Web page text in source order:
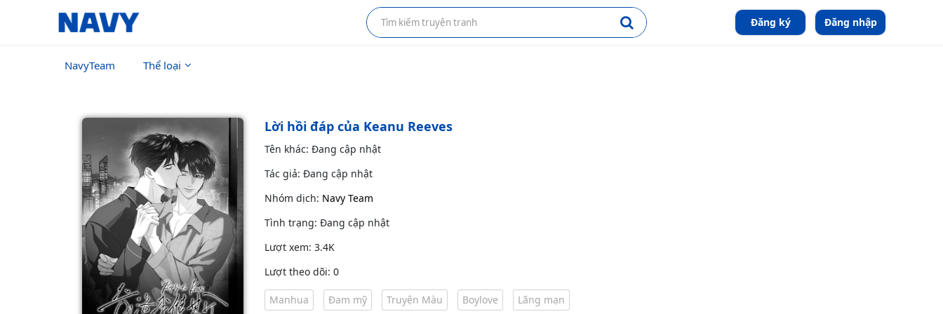
Đăng ký Đăng nhập
NavyTeam Thể loại
Lời hồi đáp của Keanu Reeves
Tên khác: Đang cập nhật
Tác giả: Đang cập nhật
Nhóm dịch: Navy Team
Tình trạng: Đang cập nhật
Lượt xem: 3.4K
Lượt theo dõi: 0
Manhua Đam mỹ Truyện Màu Boylove Lãng mạn